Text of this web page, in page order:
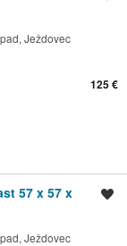
Ježdovec
125 €
57 x 57 x
Ježdovec